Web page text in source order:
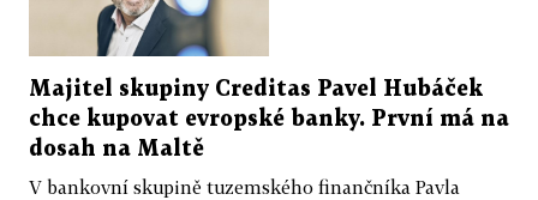
Majitel skupiny Creditas Pavel Hubáček
chce kupovat evropské banky. První má na
dosah na Maltě
V bankovní skupině tuzemského finančníka Pavla